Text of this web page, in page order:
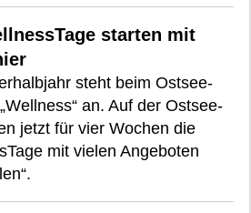
starten mit
steht beim Ostsee-
an. Auf der Ostsee-
jetzt für vier Wochen die
mit vielen Angeboten